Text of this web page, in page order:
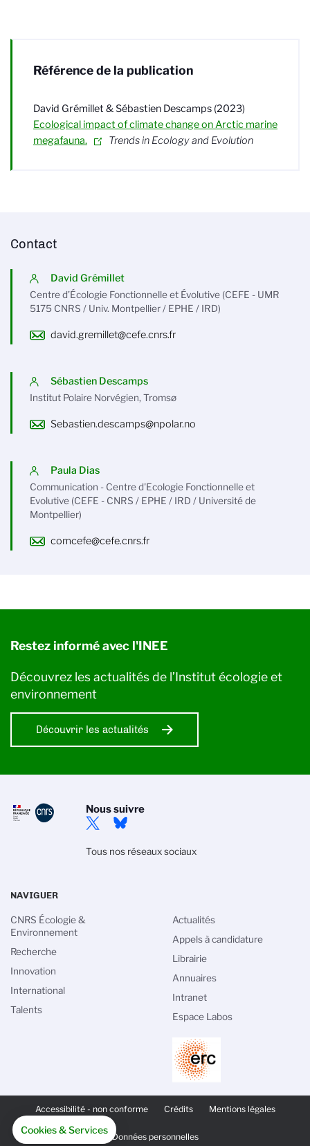
Référence de la publication
David Grémillet & Sébastien Descamps (2023)
Ecological impact of climate change on Arctic marine
megafauna.
Trends in Ecology and Evolution
Contact
David Grémillet
Centre d’Écologie Fonctionnelle et Évolutive (CEFE - UMR
5175 CNRS / Univ. Montpellier / EPHE / IRD)
david.gremillet@cefe.cnrs.fr
Sébastien Descamps
Institut Polaire Norvégien, Tromsø
Sebastien.descamps@npolar.no
Paula Dias
Communication - Centre d'Ecologie Fonctionnelle et
Evolutive (CEFE - CNRS / EPHE / IRD / Université de
Montpellier)
comcefe@cefe.cnrs.fr
Restez informé avec l'INEE
Découvrez les actualités de l’Institut écologie et
environnement
Découvrir les actualités
Nous suivre
Tous nos réseaux sociaux
PAGE
SECONDAIRE
Accessibilité - non conforme Crédits Mentions légales
Données personnelles
NAVIGUER
CNRS Écologie &
Environnement
Recherche
Innovation
International
Talents
Actualités
Appels à candidature
Librairie
Annuaires
Intranet
Espace Labos
Cookies & Services